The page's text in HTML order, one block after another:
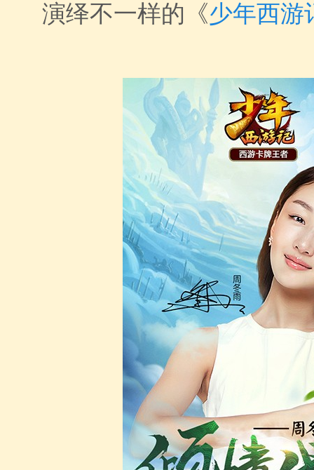
演绎不一样的《少年西游